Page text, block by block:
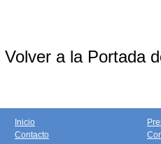
Volver a la Portada
Inicio
Contacto